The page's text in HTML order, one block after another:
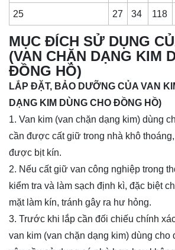
25 27 34 118
MỤC ĐÍCH SỬ DỤNG
(VAN CHẶN DẠNG KIM
ĐỒNG HỒ)
LẮP ĐẶT, BẢO DƯỠNG CỦA VAN
DẠNG KIM DÙNG CHO ĐỒNG HỒ)
1. Van kim (van chặn dạng kim) dùng
cần được cất giữ trong nhà khô
được bịt kín.
2. Nếu cất giữ van công nghiệp trong
kiểm tra và làm sạch định kì, đặc biệt
mặt làm kín, tránh gây ra hư hỏng.
3. Trước khi lắp cần đối chiếu chính
van kim (van chặn dạng kim) dùng cho